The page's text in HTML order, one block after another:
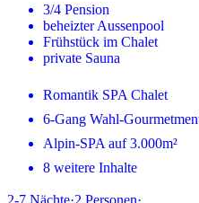
3/4 Pension
beheizter Aussenpool
Frühstück im Chalet
private Sauna
Romantik SPA Chalet
6-Gang Wahl-
Alpin-SPA auf 3.000m²
8 weitere Inhalte
2-7 Nächte·2 Personen·